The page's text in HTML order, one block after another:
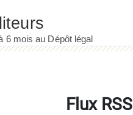
Flux RSS